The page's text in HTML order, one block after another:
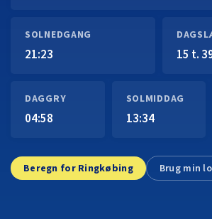
SOLNEDGANG
21:23 15 t.
DAGGRY
04:58
SOLMIDDAG
13:34
Beregn for Ringkøbing Brug min